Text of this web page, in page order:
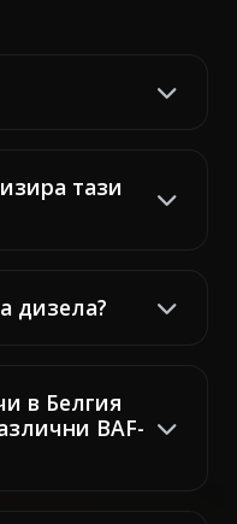
тази
дизела?
в Белгия
BAF-